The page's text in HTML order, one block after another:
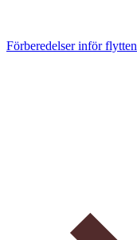
Förberedelser inför flytten